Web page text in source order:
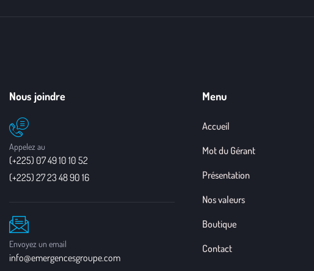
Nous joindre
Appelez au
(+225) 07 49 10 10 52
(+225) 27 23 48 90 16
Envoyez un email
info@emergencesgroupe.com
Menu
Accueil
Mot du Gérant
Présentation
Nos valeurs
Boutique
Contact